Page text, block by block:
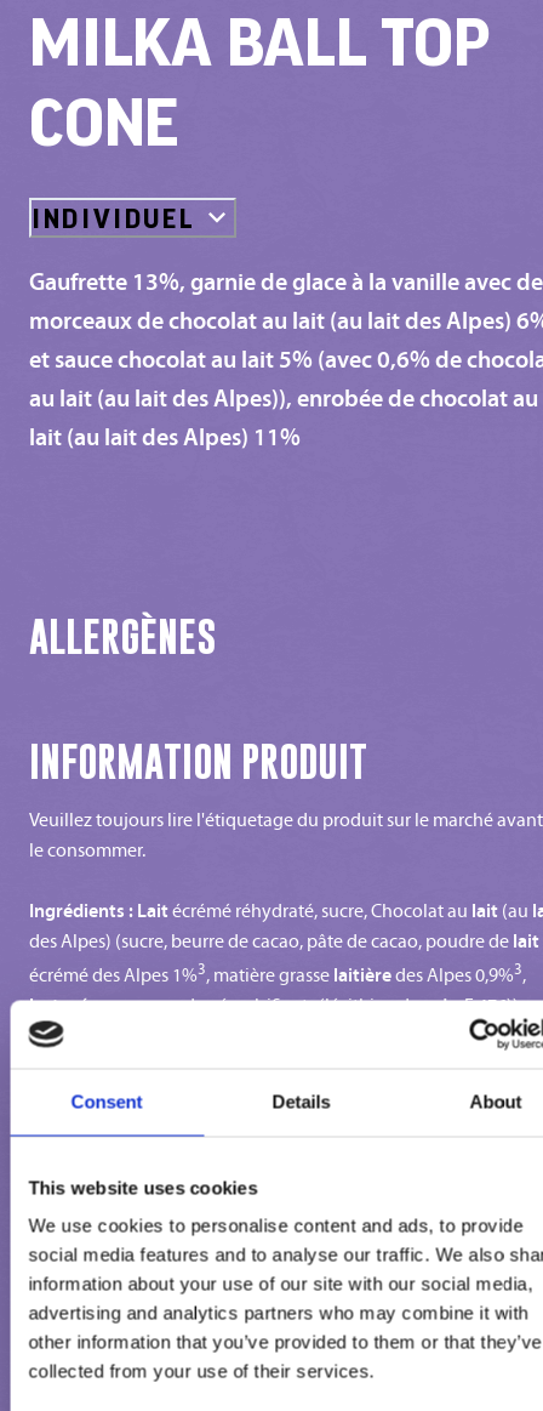
Consent Details About
This website uses cookies
We use cookies to personalise content and ads, to provide
social media features and to analyse our traffic. We also
information about your use of our site with our social media,
advertising and analytics partners who may combine it with
other information that you’ve provided to them or that they’ve
collected from your use of their services.
MILKA BALL TOP
CONE
INDIVIDUEL
Gaufrette 13%, garnie de glace à la vanille avec
morceaux de chocolat au lait (au lait des Alpes)
et sauce chocolat au lait 5% (avec 0,6% de
au lait (au lait des Alpes)), enrobée de chocolat au
lait (au lait des Alpes) 11%
ALLERGÈNES
INFORMATION PRODUIT
Veuillez toujours lire l'étiquetage du produit sur le marché
le consommer.
Ingrédients : Laitécrémé réhydraté, sucre, Chocolat au lait (au
des Alpes) (sucre, beurre de cacao, pâte de cacao, poudre de lait
écrémé des Alpes 1%3, matière grasse laitièredes Alpes 0,9%3,
lactosérumen poudre, émulsifiants (lécithine desoja, E 476)),
graisses et huiles végétales (coco, palme), farine de
,
poudre delait écrémé des Alpes 0,8%3 , pâte de cacao, poudre
lactosérum(lait), matière grasse
de glucose, poudre delactosérum
émulsifiants (lécithines (soja), E471*),lait écrémé en poudre,
stabilisants (E410, E412, E407a), arômes naturels de vanille, jus
carotte concentré, sel, caramel arômatique (eau, sucre).
3 Pourcentages exprimés sur le produit fini. *D’origine végétale.